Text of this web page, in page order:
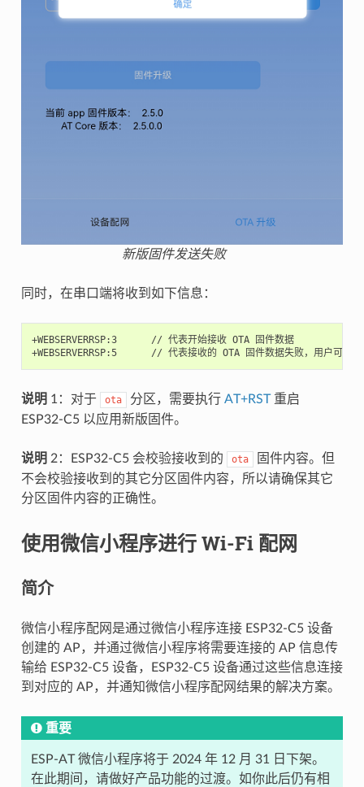
新版固件发送失败
同时，在串口端将收到如下信息：
+WEBSERVERRSP:3      // 代表开始接收 OTA 固件数据
说明 1：对于 ota 分区，需要执行 AT+RST重启
ESP32-C5 以应用新版固件。
说明 2：ESP32-C5 会校验接收到的 ota
固件内容。但
不会校验接收到的其它分区固件内容，所以请确保其它
分区固件内容的正确性。
使用微信小程序进行 Wi-Fi 配网
简介
微信小程序配网是通过微信小程序连接 ESP32-C5 设备
创建的 AP，并通过微信小程序将需要连接的 AP 信息传
输给 ESP32-C5 设备，ESP32-C5 设备通过这些信息连接
到对应的 AP，并通知微信小程序配网结果的解决方案。
重要
ESP-AT 微信小程序将于 2024 年 12 月 31 日下架。
在此期间，请做好产品功能的过渡。如你此后仍有相